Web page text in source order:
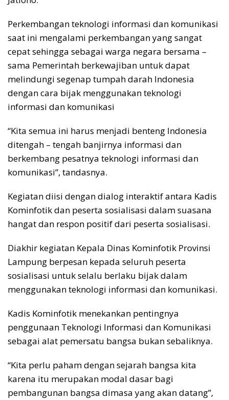
Perkembangan teknologi informasi dan komunikasi
saat ini mengalami perkembangan yang sangat
cepat sehingga sebagai warga negara bersama –
sama Pemerintah berkewajiban untuk dapat
melindungi segenap tumpah darah Indonesia
dengan cara bijak menggunakan teknologi
informasi dan komunikasi
“Kita semua ini harus menjadi benteng Indonesia
ditengah – tengah banjirnya informasi dan
berkembang pesatnya teknologi informasi dan
komunikasi”, tandasnya.
Kegiatan diisi dengan dialog interaktif antara Kadis
Kominfotik dan peserta sosialisasi dalam suasana
hangat dan respon positif dari peserta sosialisasi.
Diakhir kegiatan Kepala Dinas Kominfotik Provinsi
Lampung berpesan kepada seluruh peserta
sosialisasi untuk selalu berlaku bijak dalam
menggunakan teknologi informasi dan komunikasi.
Kadis Kominfotik menekankan pentingnya
penggunaan Teknologi Informasi dan Komunikasi
sebagai alat pemersatu bangsa bukan sebaliknya.
“Kita perlu paham dengan sejarah bangsa kita
karena itu merupakan modal dasar bagi
pembangunan bangsa dimasa yang akan datang”,